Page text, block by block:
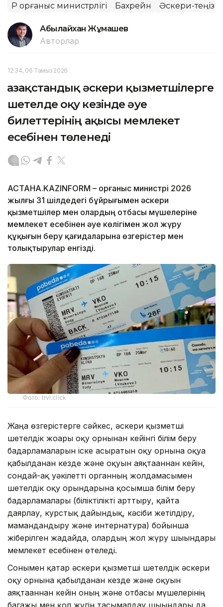
ҚР Қорғаныс министрлігі Бахрейн Әскери-теңіз
Абылайхан Жұмашев
Авторлар
12:34, 06 Тамыз 2026
Қазақстандық әскери қызметшілерге
шетелде оқу кезінде әуе
билеттерінің ақысы мемлекет
есебінен төленеді
АСТАНА.KAZINFORM – Қорғаныс министрі 2026
жылғы 31 шілдедегі бұйрығымен әскери
қызметшілер мен олардың отбасы мүшелеріне
мемлекет есебінен әуе көлігімен жол жүру
құқығын беру қағидаларына өзгерістер мен
толықтырулар енгізді.
Фото: trvl.click
Жаңа өзгерістерге сәйкес, әскери қызметші
шетелдік жоғары оқу орнынан кейінгі білім беру
бағдарламаларын іске асыратын оқу орнына оқуға
қабылданған кезде және оқуын аяқтағаннан кейін,
сондай-ақ уәкілетті органның жолдамасымен
шетелдік оқу орындарына қосымша білім беру
бағдарламалары (біліктілікті арттыру, қайта
даярлау, курстық дайындық, кәсіби жетілдіру,
мамандандыру және интернатура) бойынша
жіберілген жағдайда, олардың жол жүру шығындары
мемлекет есебінен өтеледі.
Сонымен қатар әскери қызметші шетелдік әскери
оқу орнына қабылданған кезде және оқуын
аяқтағаннан кейін оның және отбасы мүшелерінің
багажы мен қол жүгін тасымалдау шығындары да